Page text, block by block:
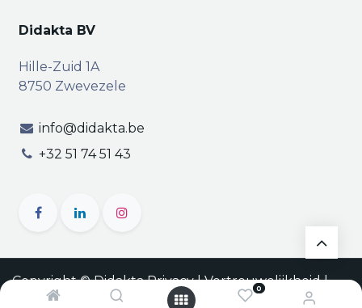
0
Didakta BV
Hille-Zuid 1A
8750 Zwevezele
info@didakta.be
+32 51 74 51 43
Copyright © DidaktaPrivacy|Vertrouwelijkheid|
Algemene voorwaarden | BTW BE 0471.695.162